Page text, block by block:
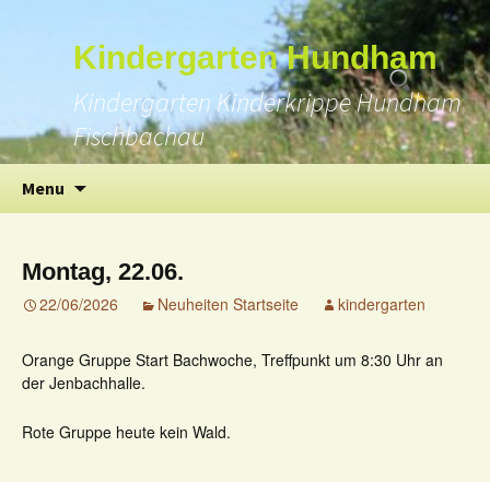
Kindergarten Hundham
Kindergarten Kinderkrippe Hundham
Fischbachau
Menu
content
Suchen
nach:
Montag, 22.06.
22/06/2026 Neuheiten Startseite kindergarten
Orange Gruppe Start Bachwoche, Treffpunkt um 8:30 Uhr an
der Jenbachhalle.
Rote Gruppe heute kein Wald.